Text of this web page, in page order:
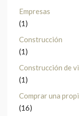
Empresas
(1)
Construcción
(1)
Construcción de
(1)
Comprar una
(16)